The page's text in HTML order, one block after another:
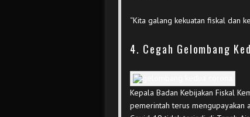
“Kita galang kekuatan fiskal dan
4. Cegah Gelombang
Kepala Badan Kebijakan Fiskal
pemerintah terus mengupayakan